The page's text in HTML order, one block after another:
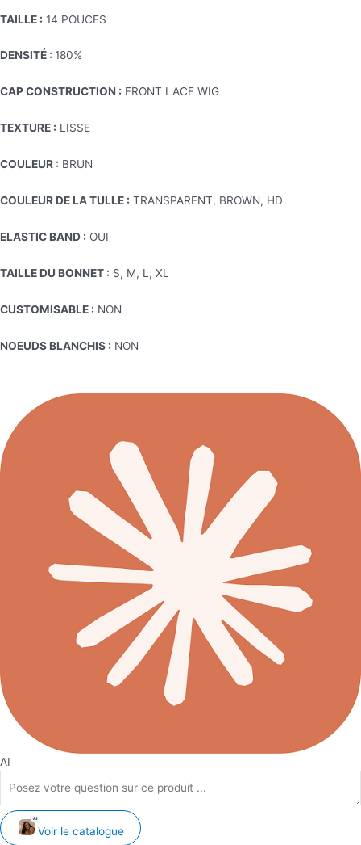
TAILLE : 14 POUCES
DENSITÉ : 180%
CAP CONSTRUCTION : FRONT LACE WIG
TEXTURE : LISSE
COULEUR : BRUN
COULEUR DE LA TULLE : TRANSPARENT, BROWN, HD
ELASTIC BAND : OUI
TAILLE DU BONNET : S, M, L, XL
CUSTOMISABLE : NON
NOEUDS BLANCHIS : NON
AI
AI
Voir le catalogue